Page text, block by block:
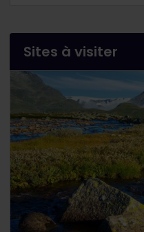
Sites à visiter